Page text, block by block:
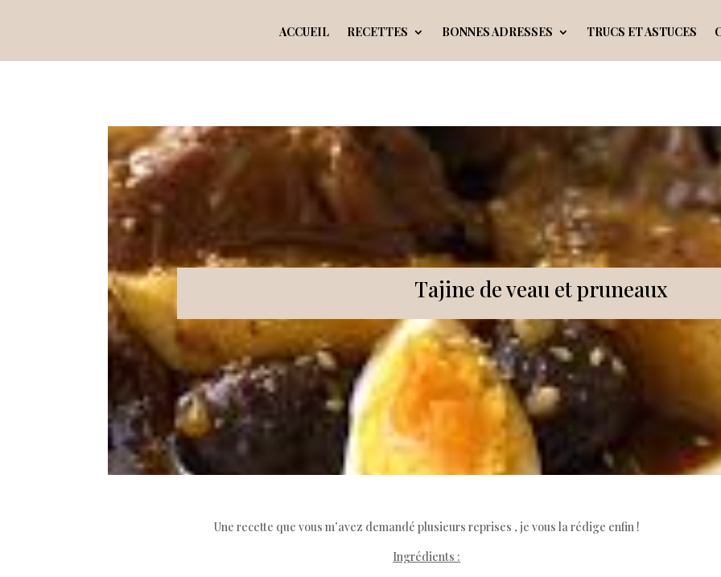
ACCUEIL RECETTES BONNES ADRESSES TRUCS ET ASTUCES
Tajine de veau et pruneaux
Une recette que vous m’avez demandé plusieurs reprises , je vous la rédige enfin !
Ingrédients :